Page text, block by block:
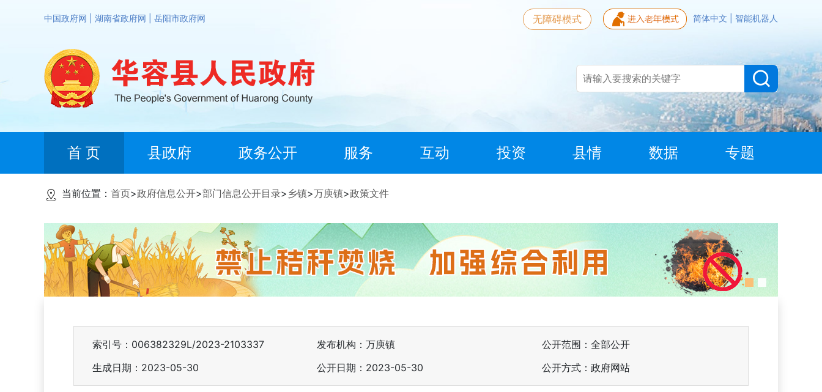
中国政府网 湖南省政府网 岳阳市政府网 简体中文 智能机器人
无障碍模式
首 页 县政府 政务公开 服务 互动 投资 县情 数据 专题
当前位置： 首页>政府信息公开>部门信息公开目录> 乡镇>万庾镇>政策文件
索引号：006382329L/2023-2103337 发布机构：万庾镇
公开范围：全部公开
生成日期：2023-05-30
公开日期：2023-05-30 公开方式：政府网站